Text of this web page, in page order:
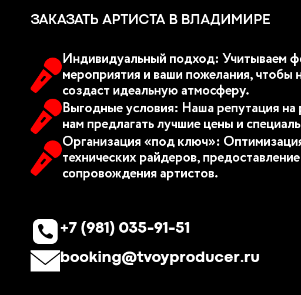
ЗАКАЗАТЬ АРТИСТА В ВЛАДИМИРЕ
Индивидуальный подход: Учитываем
мероприятия и ваши пожелания, чтобы
создаст идеальную атмосферу.
Выгодные условия: Наша репутация
нам предлагать лучшие цены и
Организация «под ключ»:
технических райдеров,
сопровождения артистов.
+7 (981) 035-91-51
booking@tvoyproducer.ru